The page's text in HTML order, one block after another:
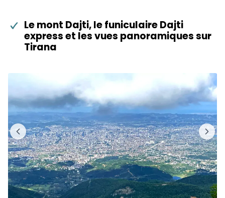
Le mont Dajti, le funiculaire Dajti
express et les vues panoramiques sur
Tirana